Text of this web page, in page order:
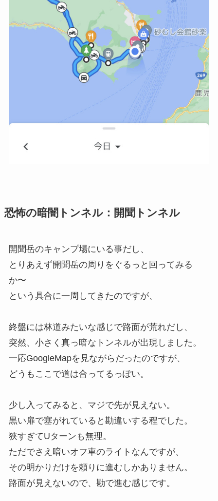
恐怖の暗闇トンネル：開聞トンネル
開聞岳のキャンプ場にいる事だし、
とりあえず開聞岳の周りをぐるっと回ってみる
か〜
という具合に一周してきたのですが、
終盤には林道みたいな感じで路面が荒れだし、
突然、小さく真っ暗なトンネルが出現しました。
一応GoogleMapを見ながらだったのですが、
どうもここで道は合ってるっぽい。
少し入ってみると、マジで先が見えない。
黒い扉で塞がれていると勘違いする程でした。
狭すぎてUターンも無理。
ただでさえ暗いオフ車のライトなんですが、
その明かりだけを頼りに進むしかありません。
路面が見えないので、勘で進む感じです。